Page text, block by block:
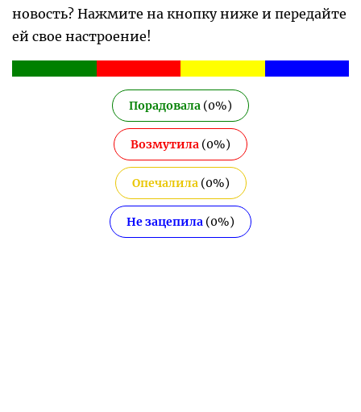
новость? Нажмите на кнопку ниже и передайте
ей свое настроение!
Порадовала (0%)
Возмутила (0%)
Опечалила(0%)
Не зацепила (0%)